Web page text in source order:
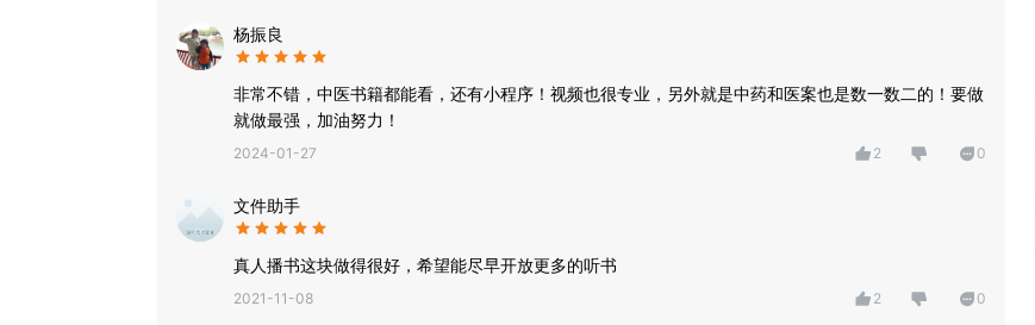
-使用中如有问题，请多多包涵
-您的反馈，是我们最大的动力
微信客服：zhiyuanzhongyi666
杨振良
非常不错，中医书籍都能看，还有小程序！视频也很专业，另外就是中药和医案也是数一数二的！要做
就做最强，加油努力！
2024-01-27 2 0
文件助手
真人播书这块做得很好，希望能尽早开放更多的听书
2021-11-08 2 0